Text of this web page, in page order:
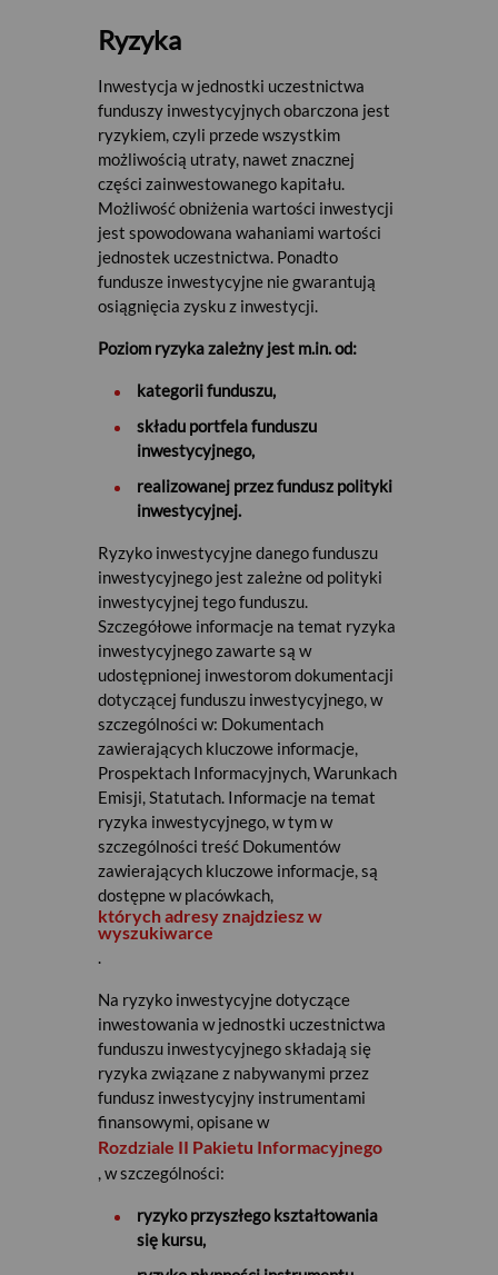
Ryzyka
Inwestycja w jednostki uczestnictwa
funduszy inwestycyjnych obarczona jest
ryzykiem, czyli przede wszystkim
możliwością utraty, nawet znacznej
części zainwestowanego kapitału.
Możliwość obniżenia wartości inwestycji
jest spowodowana wahaniami wartości
jednostek uczestnictwa. Ponadto
fundusze inwestycyjne nie gwarantują
osiągnięcia zysku z inwestycji.
Poziom ryzyka zależny jest m.in. od:
kategorii funduszu,
składu portfela funduszu
inwestycyjnego,
realizowanej przez fundusz polityki
inwestycyjnej.
Ryzyko inwestycyjne danego funduszu
inwestycyjnego jest zależne od polityki
inwestycyjnej tego funduszu.
Szczegółowe informacje na temat ryzyka
inwestycyjnego zawarte są w
udostępnionej inwestorom dokumentacji
dotyczącej funduszu inwestycyjnego, w
szczególności w: Dokumentach
zawierających kluczowe informacje,
Prospektach Informacyjnych, Warunkach
Emisji, Statutach. Informacje na temat
ryzyka inwestycyjnego, w tym w
szczególności treść Dokumentów
zawierających kluczowe informacje, są
dostępne w placówkach,
których adresy znajdziesz w
wyszukiwarce
.
Na ryzyko inwestycyjne dotyczące
inwestowania w jednostki uczestnictwa
funduszu inwestycyjnego składają się
ryzyka związane z nabywanymi przez
fundusz inwestycyjny instrumentami
finansowymi, opisane w
Rozdziale II Pakietu Informacyjnego
, w szczególności:
ryzyko przyszłego kształtowania
się kursu,